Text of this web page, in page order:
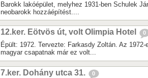
Barokk lakóépület, melyhez 1931-ben Schulek
neobarokk hozzáépítést....
12.ker. Eötvös út, volt Olimpia Hotel 0
Épült: 1972. Tervezte: Farkasdy Zoltán. Az
magyar csapatnak már ez volt...
7.ker. Dohány utca 31. 0